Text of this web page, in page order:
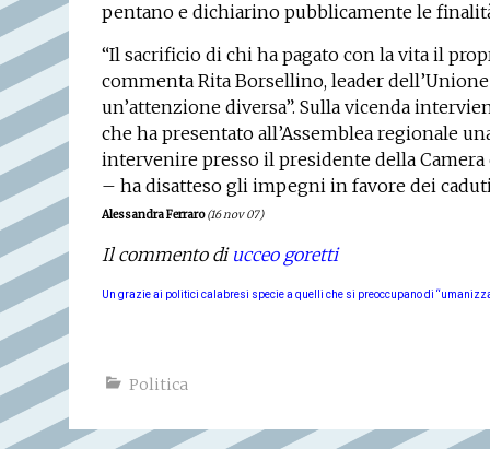
pentano e dichiarino pubblicamente le
“Il sacrificio di chi ha pagato con la vita il
commenta Rita Borsellino, leader
un’attenzione diversa”. Sulla vicenda
che ha presentato all’Assemblea regionale
intervenire presso il presidente della
– ha disatteso gli impegni in favore dei
Alessandra Ferraro(16 nov 07)
Il commento di ucceo goretti
Un grazie ai politici calabresi specie a quelli che si preoccupano di
Politica